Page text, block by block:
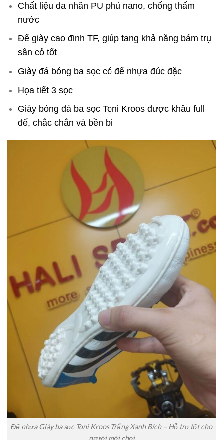
Chất liệu da nhăn PU phủ nano, chống thấm
nước
Đế giày cao đinh TF, giúp tang khả năng bám trụ
sân cỏ tốt
Giày đá bóng ba sọc có đế nhựa đúc đặc
Họa tiết 3 sọc
Giày bóng đá ba sọc Toni Kroos được khâu full
đế, chắc chắn và bền bỉ
Đế nhựa Giày ba sọc Toni Kroos Trắng Xanh Bích – Hỗ trợ tốt cho
người mới chơi